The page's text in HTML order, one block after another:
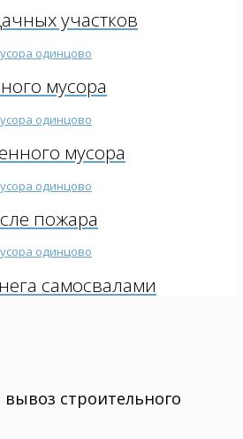
участков
мусора
мусора
пожара
самосвалами
строительного